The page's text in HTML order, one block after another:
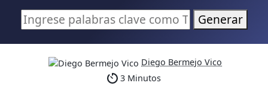
Generar
Diego Bermejo Vico
3 Minutos